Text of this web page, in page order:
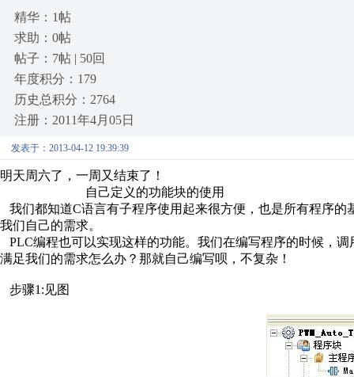
精华：1帖
求助：0帖
帖子：7帖 | 50回
年度积分：179
历史总积分：2764
注册：2011年4月05日
发表于：2013-04-12 19:39:39
明天周六了，一周又结束了！
自己定义的功能块的使用
我们都知道C语言有子程序使用起来很方便，也是所有程序
我们自己的需求。
PLC编程也可以实现这样的功能。我们在编写程序的时候，
满足我们的需求怎么办？那就自己编写呗，不复杂！
步骤1:见图